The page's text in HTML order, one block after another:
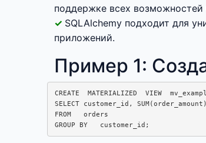
поддержке всех возможностей
SQLAlchemy подходит для
приложений.
Пример 1:
CREATE  MATERIALIZED  VIEW
SELECT customer_id,
FROM   orders